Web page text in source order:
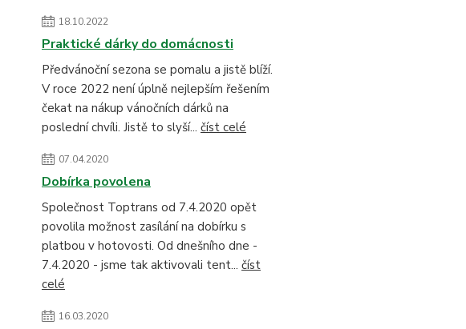
18.10.2022
Praktické dárky do domácnosti
Předvánoční sezona se pomalu a jistě blíží.
V roce 2022 není úplně nejlepším řešením
čekat na nákup vánočních dárků na
poslední chvíli. Jistě to slyší... číst celé
07.04.2020
Dobírka povolena
Společnost Toptrans od 7.4.2020 opět
povolila možnost zasílání na dobírku s
platbou v hotovosti. Od dnešního dne -
7.4.2020 - jsme tak aktivovali tent... číst
celé
16.03.2020